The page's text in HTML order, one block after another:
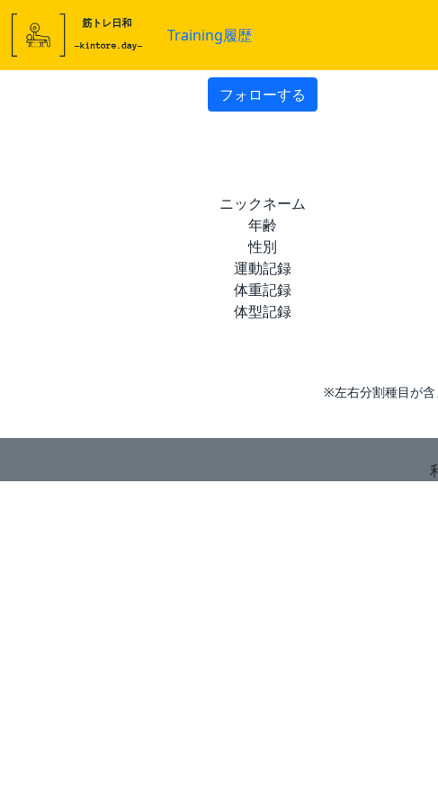
Training履歴
フォローする
ニックネーム
年齢
性別
運動記録
体重記録
体型記録
※左右分割種目が